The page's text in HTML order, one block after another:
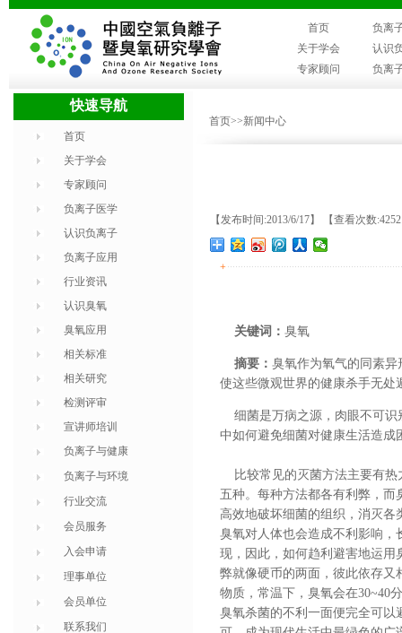
首页
负离
关于学会
认识
专家顾问
负离
快速导航
首页
关于学会
专家顾问
负离子医学
认识负离子
负离子应用
行业资讯
认识臭氧
臭氧应用
相关标准
相关研究
检测评审
宣讲师培训
负离子与健康
负离子与环境
行业交流
会员服务
入会申请
理事单位
会员单位
联系我们
首页>>新闻中心
【发布时间:2013/6/17】 【查看次数
+
关键词： 臭氧
摘要： 臭氧作为氧气的同素
使这些微观世界的健康杀手无处
细菌是万病之源，肉眼不可识
中如何避免细菌对健康生活造成
比较常见的灭菌方法主要有热
五种。每种方法都各有利弊，
高效地破坏细菌的组织，消灭
臭氧对人体也会造成不利影响，
现，因此，如何趋利避害地运用
弊就像硬币的两面，彼此依存又
物质，常温下，臭氧会在30~40
臭氧杀菌的不利一面便完全可以